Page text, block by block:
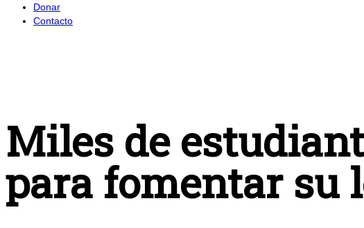
Donar
Contacto
Miles de
para fomentar su